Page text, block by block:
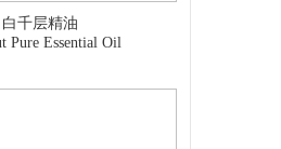
白千层精油
Pure Essential Oil